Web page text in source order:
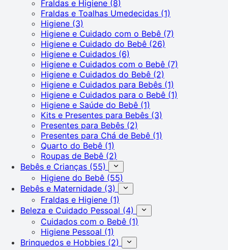
Fraldas e Higiene (8)
Fraldas e Toalhas Umedecidas (1)
Higiene (3)
Higiene e Cuidado com o Bebê (7)
Higiene e Cuidado do Bebê (26)
Higiene e Cuidados (6)
Higiene e Cuidados com o Bebê (7)
Higiene e Cuidados do Bebê (2)
Higiene e Cuidados para Bebês (1)
Higiene e Cuidados para o Bebê (1)
Higiene e Saúde do Bebê (1)
Kits e Presentes para Bebês (3)
Presentes para Bebês (2)
Presentes para Chá de Bebê (1)
Quarto do Bebê (1)
Roupas de Bebê (2)
Bebês e Crianças (55)
Higiene do Bebê (55)
Bebês e Maternidade (3)
Fraldas e Higiene (1)
Beleza e Cuidado Pessoal (4)
Cuidados com o Bebê (1)
Higiene Pessoal (1)
Brinquedos e Hobbies (2)